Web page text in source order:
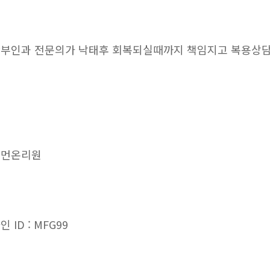
인과 전문의가 낙태후 회복되실때까지 책임지고 복용상
온리원
ID : MFG99